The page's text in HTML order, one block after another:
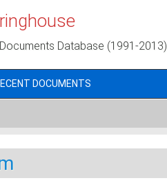
Database (1991-2013)
DOCUMENTS